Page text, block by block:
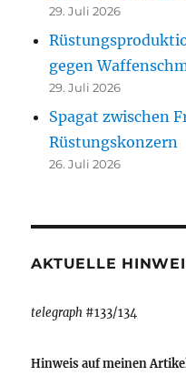
29. Juli 2026
gegen
29. Juli 2026
Spagat zwischen
Rüstungskonzern
26. Juli 2026
AKTUELLE
telegraph #133/134
Hinweis auf meinen